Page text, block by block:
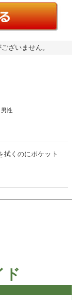
ざいません。
男性
拭くのにポケット
ド